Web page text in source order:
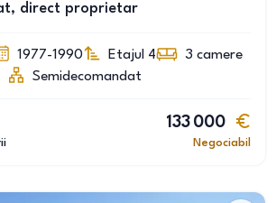
direct proprietar
1977-1990 Etajul 4 3 camere
Semidecomandat
133 000
Negociabil